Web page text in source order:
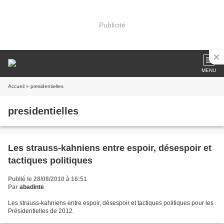
Publicité
MENU
Accueil » presidentielles
presidentielles
Les strauss-kahniens entre espoir, désespoir et
tactiques politiques
Publié le 28/08/2010 à 16:51
Par abadinte
Les strauss-kahniens entre espoir, désespoir et tactiques politiques pour les
Présidentielles de 2012.